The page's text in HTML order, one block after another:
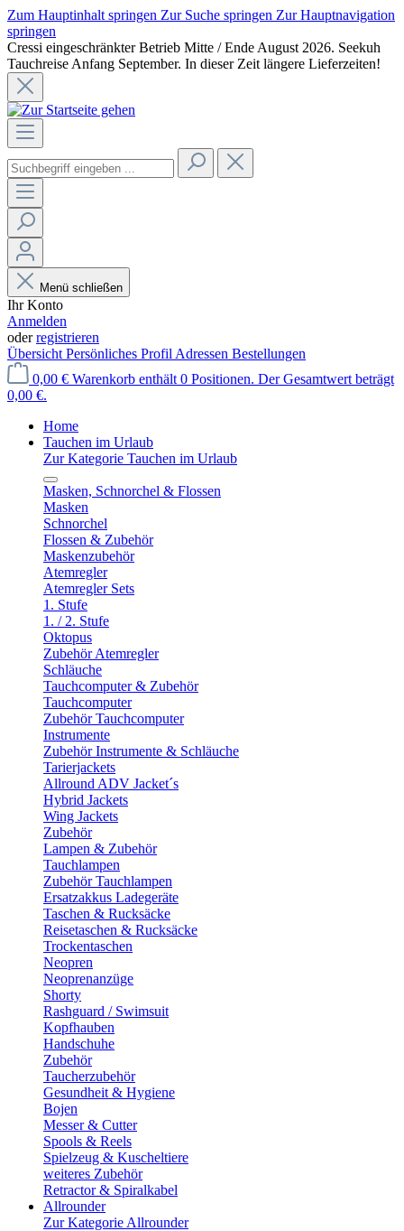
Zum Hauptinhalt springen Zur Suche springen Zur Hauptnavigation
springen
Cressi eingeschränkter Betrieb Mitte / Ende August 2026. Seekuh
Tauchreise Anfang September. In dieser Zeit längere Lieferzeiten!
Menü schließen
Ihr Konto
Anmelden
oderregistrieren
Übersicht Persönliches Profil Adressen Bestellungen
0,00 € Warenkorb enthält 0 Positionen. Der Gesamtwert beträgt
0,00 €.
Home
Tauchen im Urlaub
Zur Kategorie Tauchen im Urlaub
Masken, Schnorchel & Flossen
Masken
Schnorchel
Flossen & Zubehör
Maskenzubehör
Atemregler
Atemregler Sets
1. Stufe
1. / 2. Stufe
Oktopus
Zubehör Atemregler
Schläuche
Tauchcomputer & Zubehör
Tauchcomputer
Zubehör Tauchcomputer
Instrumente
Zubehör Instrumente & Schläuche
Tarierjackets
Allround ADV Jacket´s
Hybrid Jackets
Wing Jackets
Zubehör
Lampen & Zubehör
Tauchlampen
Zubehör Tauchlampen
Ersatzakkus Ladegeräte
Taschen & Rucksäcke
Reisetaschen & Rucksäcke
Trockentaschen
Neopren
Neoprenanzüge
Shorty
Rashguard / Swimsuit
Kopfhauben
Handschuhe
Zubehör
Taucherzubehör
Gesundheit & Hygiene
Bojen
Messer & Cutter
Spools & Reels
Spielzeug & Kuscheltiere
weiteres Zubehör
Retractor & Spiralkabel
Allrounder
Zur Kategorie Allrounder